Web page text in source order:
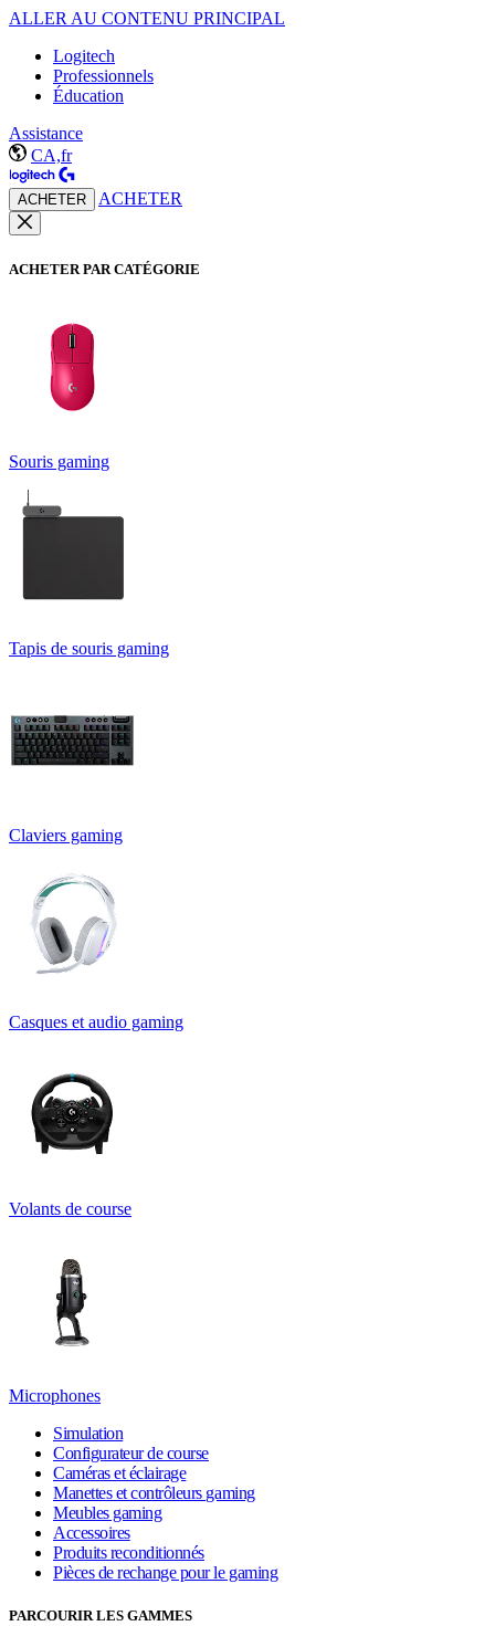
ALLER AU CONTENU PRINCIPAL
Logitech
Professionnels
Éducation
Assistance
CA,fr
ACHETER ACHETER
ACHETER PAR CATÉGORIE
Souris gaming
Tapis de souris gaming
Claviers gaming
Casques et audio gaming
Volants de course
Microphones
Simulation
Configurateur de course
Caméras et éclairage
Manettes et contrôleurs gaming
Meubles gaming
Accessoires
Produits reconditionnés
Pièces de rechange pour le gaming
PARCOURIR LES GAMMES